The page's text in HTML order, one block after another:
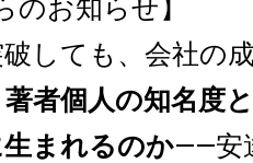
のお知らせ】
しても、会社の
著者個人の知名度
まれるのか——安